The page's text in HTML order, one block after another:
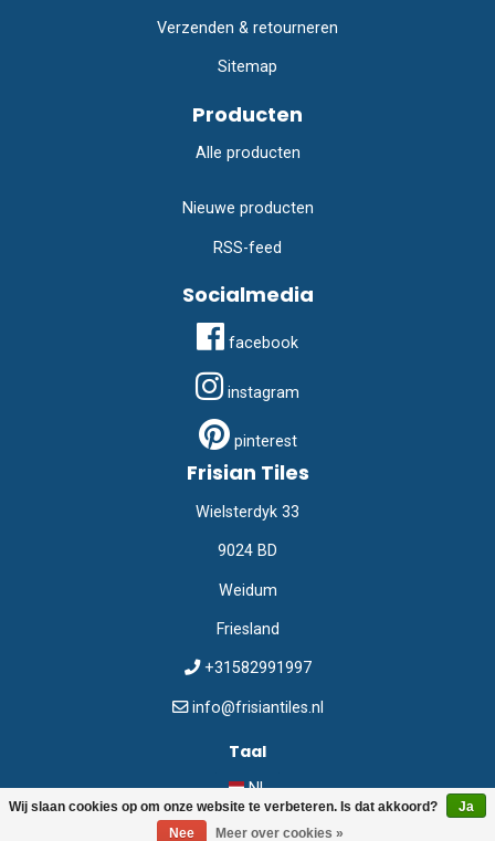
Wij slaan cookies op om onze website te verbeteren. Is dat akkoord?
Ja
Nee
Meer over cookies »
Verzenden & retourneren
Sitemap
Producten
Alle producten
Nieuwe producten
RSS-feed
Socialmedia
facebook
instagram
pinterest
Frisian Tiles
Wielsterdyk 33
9024 BD
Weidum
Friesland
+31582991997
info@frisiantiles.nl
Taal
NL